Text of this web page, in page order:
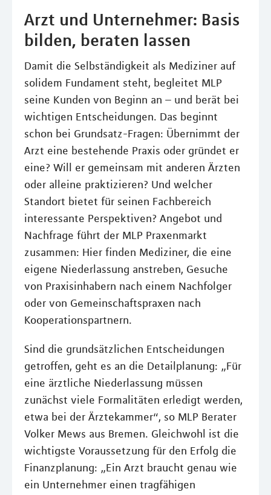
Arzt und Unternehmer: Basis
bilden, beraten lassen
Damit die Selbständigkeit als Mediziner auf
solidem Fundament steht, begleitet MLP
seine Kunden von Beginn an – und berät bei
wichtigen Entscheidungen. Das beginnt
schon bei Grundsatz-Fragen: Übernimmt der
Arzt eine bestehende Praxis oder gründet er
eine? Will er gemeinsam mit anderen Ärzten
oder alleine praktizieren? Und welcher
Standort bietet für seinen Fachbereich
interessante Perspektiven? Angebot und
Nachfrage führt der MLP Praxenmarkt
zusammen: Hier finden Mediziner, die eine
eigene Niederlassung anstreben, Gesuche
von Praxisinhabern nach einem Nachfolger
oder von Gemeinschaftspraxen nach
Kooperationspartnern.
Sind die grundsätzlichen Entscheidungen
getroffen, geht es an die Detailplanung: „Für
eine ärztliche Niederlassung müssen
zunächst viele Formalitäten erledigt werden,
etwa bei der Ärztekammer“, so MLP Berater
Volker Mews aus Bremen. Gleichwohl ist die
wichtigste Voraussetzung für den Erfolg die
Finanzplanung: „Ein Arzt braucht genau wie
ein Unternehmer einen tragfähigen